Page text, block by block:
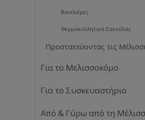
Βανιλιέρες
Θερμοκολλητικά Σακούλας
Προστατεύοντας τις
Για το Μελισσοκόμο
Για το Συσκευαστήριο
Από & Γύρω από τη